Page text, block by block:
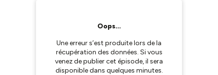
Oops…
Une erreur s’est produite lors de la
récupération des données. Si vous
venez de publier cet épisode, il sera
disponible dans quelques minutes.